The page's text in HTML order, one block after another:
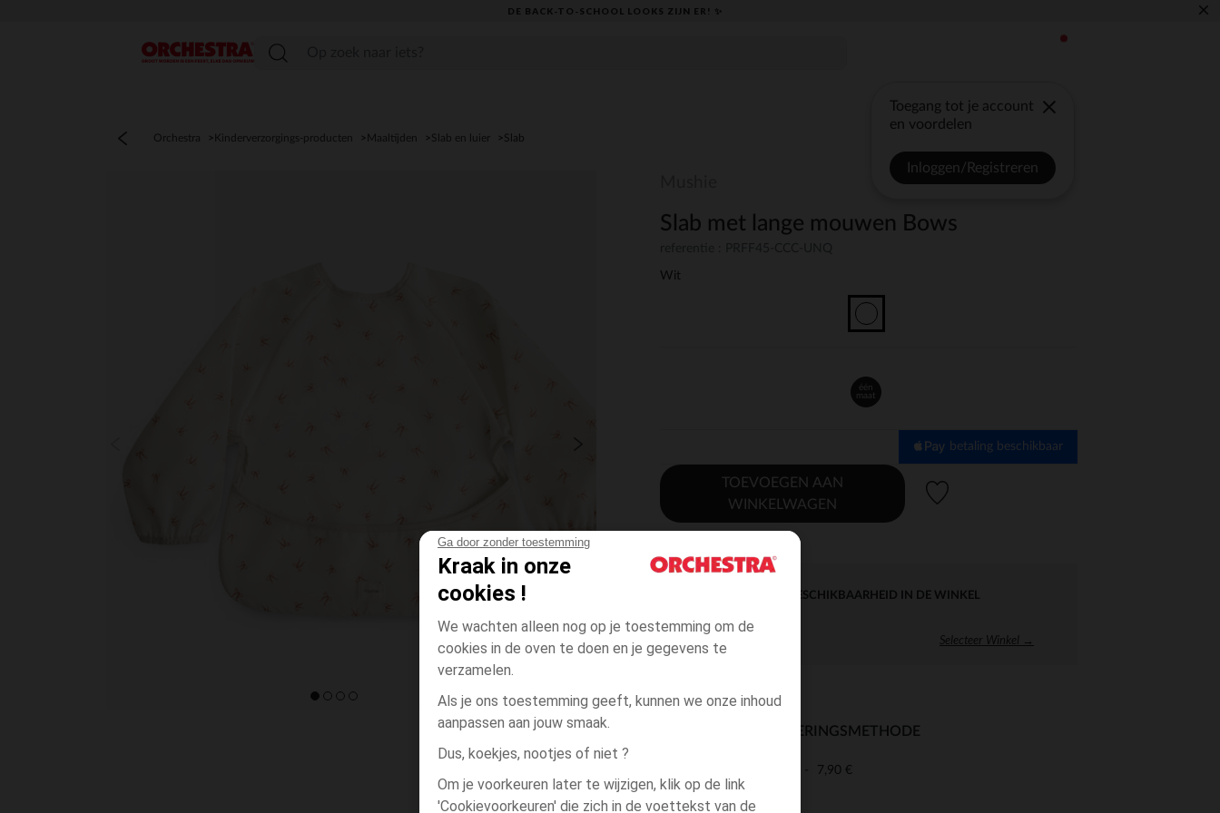
Ga door zonder toestemming
Kraak in onze
cookies !
We wachten alleen nog op je toestemming om de
cookies in de oven te doen en je gegevens te
verzamelen.
Als je ons toestemming geeft, kunnen we onze inhoud
aanpassen aan jouw smaak.
Dus, koekjes, nootjes of niet ?
Om je voorkeuren later te wijzigen, klik op de link
'Cookievoorkeuren' die zich in de voettekst van de
DE BACK-TO-SCHOOL LOOKS ZIJN ER! ✨ ×
menu
Toegang tot je account
en voordelen
Inloggen/Registreren
Orchestra Kinderverzorgings-producten Maaltijden Slab en luier Slab
Slab met lange mouwen Bows
Wit
één
maat
betaling beschikbaar
TOEVOEGEN AAN
WINKELWAGEN
DIRECTE BESCHIKBAARHEID IN DE WINKEL
Selecteer Winkel →
BESCHIKBAARE LEVERINGSMETHODE
7,90 €
2 tot 4 dagen